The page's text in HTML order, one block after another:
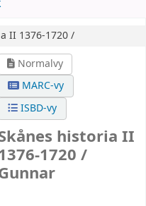
II 1376-1720 /
Normalvy
MARC-vy
ISBD-vy
historia II
1720 /